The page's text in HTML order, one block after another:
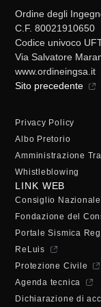
Ordine degli
C.F. 80021910650
Codice univoco
Via Salvatore
www.ordineingsa.it
Sito precedente
Privacy Policy
Albo Pretorio
Amministrazione
Whistleblowing
LINK WEB
Consiglio
Fondazione del
Portale Sismica
ReLuis
Protezione Civile
Agenda tecnica
Dichiarazione di